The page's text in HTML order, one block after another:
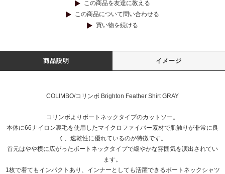
この商品を友達に教える
この商品について問い合わせる
買い物を続ける
商品説明 イメージ
COLIMBO/コリンボ Brighton Feather Shirt GRAY
コリンボよりボートネックタイプのカットソー。
本体に66ナイロン裏毛を使用したマイクロファイバー素材で肌触りが非常に良
く、速乾性に優れているのが特徴です。
首元はやや横に広がったボートネックタイプで緩やかな雰囲気を演出されてい
ます。
1枚で着てもインパクトあり、インナーとしても活躍できるボートネックシャツ